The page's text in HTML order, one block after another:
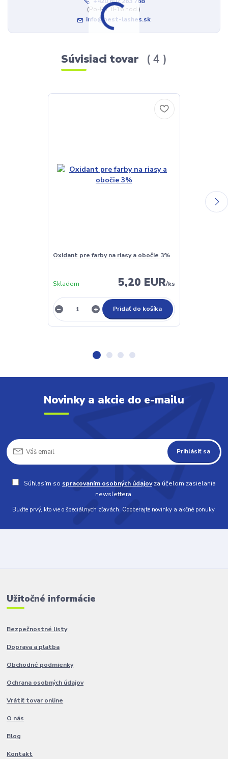
(Po-Pá, 8-16 hod.)
info@best-lashes.sk
Súvisiaci tovar 4
Oxidant pre farby na riasy a obočie 3%
5,20 EUR/ks
Skladom
Pridať do košíka
Novinky a akcie do e-mailu
Prihlásiť sa
Súhlasím so spracovaním osobných údajovza účelom zasielania
newslettera.
Buďte prvý, kto vie o špeciálnych zľavách. Odoberajte novinky a akčné ponuky.
Užitočné informácie
Bezpečnostné listy
Doprava a platba
Obchodné podmienky
Ochrana osobných údajov
Vrátiť tovar online
O nás
Blog
Kontakt